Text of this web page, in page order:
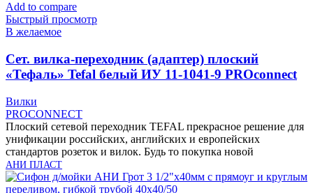
Add to compare
Быстрый просмотр
В желаемое
Cет. вилка-переходник (адаптер) плоский
«Тефаль» Tefal белый ИУ 11-1041-9 PROconnect
Вилки
PROCONNECT
Плоский сетевой переходник TEFAL прекрасное решение для
унификации российских, английских и европейских
стандартов розеток и вилок. Будь то покупка новой
АНИ ПЛАСТ